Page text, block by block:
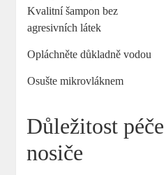
Kvalitní šampon bez
agresivních látek
Opláchněte důkladně vodou
Osušte mikrovláknem
Důležitost
nosiče